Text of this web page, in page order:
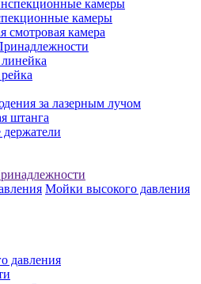
камеры
смотровая камера
за лазерным лучом
штанга
Мойки высокого давления
давления